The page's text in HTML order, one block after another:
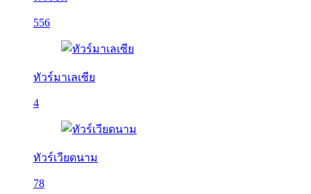
556
ทัวร์มาเลเซีย
4
ทัวร์เวียดนาม
78